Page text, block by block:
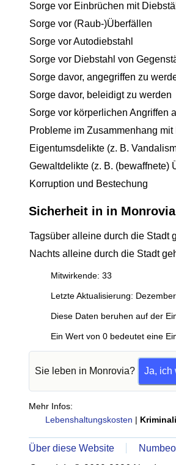
Sorge vor Einbrüchen mit
Sorge vor (Raub-)Überfällen
Sorge vor Autodiebstahl
Sorge vor Diebstahl von
Sorge davor, angegriffen zu
Sorge davor, beleidigt zu werden
Sorge vor körperlichen Angriffen
Probleme im Zusammenhang
Eigentumsdelikte (z. B.
Gewaltdelikte (z. B. (bewaffnete)
Korruption und Bestechung
Sicherheit in in
Tagsüber alleine durch die Stadt
Nachts alleine durch die Stadt
Mitwirkende: 33
Letzte Aktualisierung:
Diese Daten beruhen auf der
Ein Wert von 0 bedeutet eine
Sie leben in Monrovia? Ja, ich
Mehr Infos:
Lebenshaltungskosten |
Über diese Website